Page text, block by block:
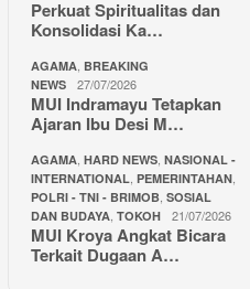
Perkuat Spiritualitas dan
Konsolidasi Ka…
AGAMA BREAKING
NEWS
27/07/2026
MUI Indramayu Tetapkan
Ajaran Ibu Desi M…
AGAMA HARD NEWS NASIONAL -
INTERNATIONAL PEMERINTAHAN
POLRI - TNI - BRIMOB SOSIAL
DAN BUDAYA TOKOH 21/07/2026
MUI Kroya Angkat Bicara
Terkait Dugaan A…